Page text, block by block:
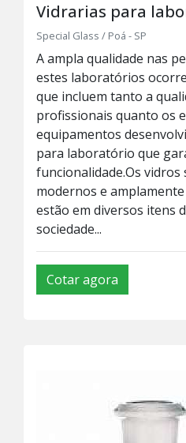
Vidrarias para
Special Glass / Poá - SP
A ampla qualidade nas
estes laboratórios
que incluem tanto a
profissionais quanto os
equipamentos
para laboratório que
funcionalidade.Os vidros
modernos e
estão em diversos itens
sociedade...
Cotar agora